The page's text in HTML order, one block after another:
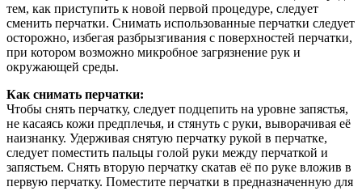
тем, как приступить к новой первой процедуре, следует
сменить перчатки. Снимать использованные перчатки следует
осторожно, избегая разбрызгивания с поверхностей перчатки,
при котором возможно микробное загрязнение рук и
окружающей среды.
Как снимать перчатки:
Чтобы снять перчатку, следует подцепить на уровне запястья,
не касаясь кожи предплечья, и стянуть с руки, выворачивая её
наизнанку. Удерживая снятую перчатку рукой в перчатке,
следует поместить пальцы голой руки между перчаткой и
запястьем. Снять вторую перчатку скатав её по руке вложив в
первую перчатку. Поместите перчатки в предназначенную для